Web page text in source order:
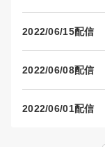
2022/06/15配信
2022/06/08配信
2022/06/01配信